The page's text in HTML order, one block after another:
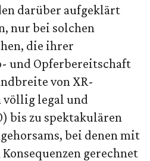
darüber aufgeklärt
nur bei solchen
die ihrer
und Opferbereitschaft
von XR-
legal und
bis zu spektakulären
bei denen mit
gerechnet